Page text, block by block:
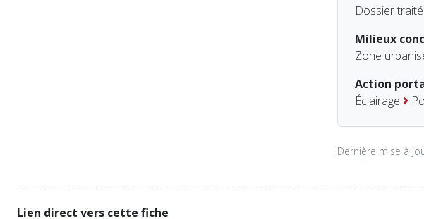
Dossier
Milieux
Zone
Action
Éclairage
Dernière mise à
Lien direct vers cette fiche